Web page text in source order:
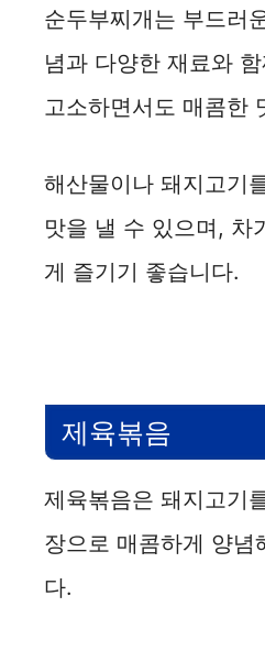
순두부찌개는 부드러
념과 다양한 재료와
고소하면서도 매콤한
해산물이나 돼지고기
맛을 낼 수 있으며, 차
게 즐기기 좋습니다.
제육볶음
제육볶음은 돼지고기
장으로 매콤하게 양념
다.